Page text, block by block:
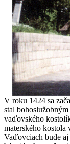
V roku 1424 sa
stal
vaďovského
materského kostola
Vaďovciach bude